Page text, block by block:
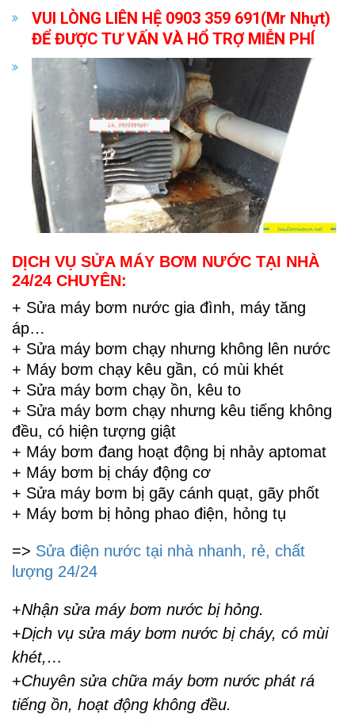
VUI LÒNG LIÊN HỆ 0903 359 691(Mr Nhựt)
ĐỂ ĐƯỢC TƯ VẤN VÀ HỔ TRỢ MIỄN PHÍ
DỊCH VỤ SỬA MÁY BƠM NƯỚC TẠI NHÀ
24/24 CHUYÊN:
+ Sửa máy bơm nước gia đình, máy tăng
áp…
+ Sửa máy bơm chạy nhưng không lên nước
+ Máy bơm chạy kêu gần, có mùi khét
+ Sửa máy bơm chạy ồn, kêu to
+ Sửa máy bơm chạy nhưng kêu tiếng không
đều, có hiện tượng giật
+ Máy bơm đang hoạt động bị nhảy aptomat
+ Máy bơm bị cháy động cơ
+ Sửa máy bơm bị gãy cánh quạt, gãy phốt
+ Máy bơm bị hỏng phao điện, hỏng tụ
=> Sửa điện nước tại nhà nhanh, rẻ, chất
lượng 24/24
+Nhận sửa máy bơm nước bị hỏng.
+Dịch vụ sửa máy bơm nước bị cháy, có mùi
khét,…
+Chuyên sửa chữa máy bơm nước phát rá
tiếng ồn, hoạt động không đều.